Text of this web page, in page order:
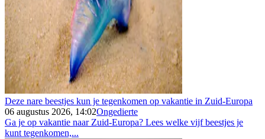
Deze nare beestjes kun je tegenkomen op vakantie in Zuid-Europa
06 augustus 2026, 14:02Ongedierte
Ga je op vakantie naar Zuid-Europa? Lees welke vijf beestjes je
kunt tegenkomen,...